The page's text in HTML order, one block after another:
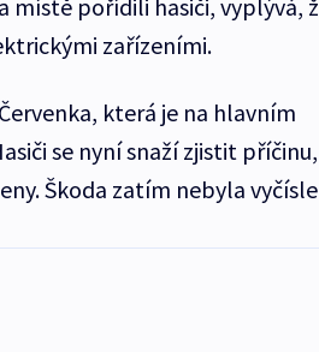
místě pořídili hasiči, vyplývá,
zařízeními.
která je na hlavním
se nyní snaží zjistit příčinu,
Škoda zatím nebyla